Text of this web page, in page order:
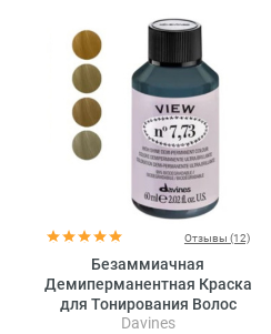
Отзывы (12)
Безаммиачная
Демиперманентная Краска
для Тонирования Волос
Davines View High Shine
Davines